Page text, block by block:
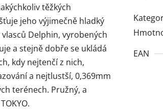
těžkých
jeho výjimečně hladký
Delphin, vyrobených
a stejně dobře se ukládá
kdy nejtenčí z nich,
a nejtlustší, 0,369mm
terénech. Pružný, a
EAN